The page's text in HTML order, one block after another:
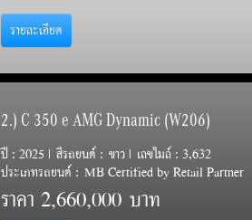
รายละเอียด
2.) C 350 e AMG Dynamic (W206)
ปี : 2025 | สีรถยนต์ : ขาว | เลขไมล์ : 3,632
ประเภทรถยนต์ : MB Certified by Retail Partner
ราคา2,660,000 บาท